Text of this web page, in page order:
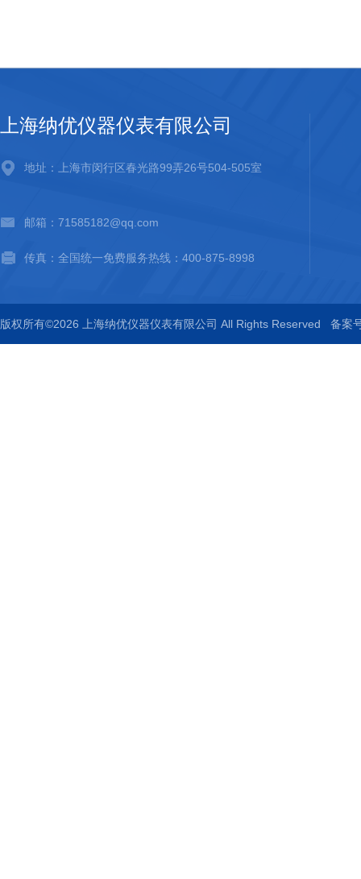
上海纳优仪器仪表有限公司
地址：上海市闵行区春光路99弄26号504-505室
邮箱：71585182@qq.com
传真：全国统一免费服务热线：400-875-8998
版权所有©2026 上海纳优仪器仪表有限公司 All Rights Reserved 备案